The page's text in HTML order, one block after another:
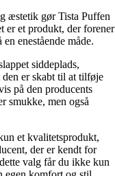
æstetik gør Tista Puffen
er et produkt, der forener
enestående måde.
siddeplads,
er skabt til at tilføje
på den producents
smukke, men også
et kvalitetsprodukt,
der er kendt for
valg får du ikke kun